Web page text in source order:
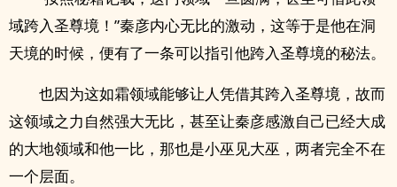
域跨入圣尊境！”秦彦内心无比的激动，这等于是他在洞
天境的时候，便有了一条可以指引他跨入圣尊境的秘法。
也因为这如霜领域能够让人凭借其跨入圣尊境，故而
这领域之力自然强大无比，甚至让秦彦感激自己已经大成
的大地领域和他一比，那也是小巫见大巫，两者完全不在
一个层面。